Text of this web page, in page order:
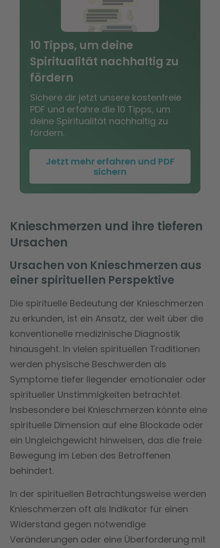
10 Tipps, um deine
Spiritualität nachhaltig zu
fördern
Sichere dir jetzt unsere kostenfreie
PDF und erfahre die 10 Tipps, um
deine Spiritualität nachhaltig zu
fördern.
Jetzt mehr erfahren und PDF
sichern
Knieschmerzen und ihre tieferen
Ursachen
Ursachen von Knieschmerzen aus
einer spirituellen Perspektive
Die spirituelle Bedeutung der Knieschmerzen
zu erkunden, ist ein Ansatz, der weit über die
konventionelle medizinische Diagnostik
hinausgeht. In vielen spirituellen Traditionen
werden physische Beschwerden als
Symptome tiefer liegender emotionaler oder
spiritueller Unstimmigkeiten betrachtet.
Insbesondere bei Knieschmerzen könnte eine
spirituelle Dimension auf eine Blockade oder
ein Ungleichgewicht hinweisen, das die freie
Bewegung im Leben des Betroffenen
behindert.
In der spirituellen Betrachtungsweise werden
Knieschmerzen oft als Indikator für einen
Widerstand gegen notwendige
Veränderungen oder eine Überforderung mit